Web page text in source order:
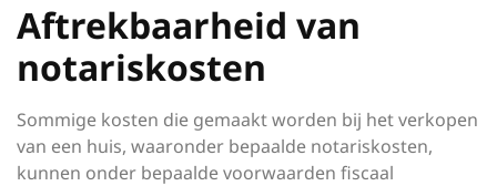
Aftrekbaarheid van
notariskosten
Sommige kosten die gemaakt worden bij het verkopen
van een huis, waaronder bepaalde notariskosten,
kunnen onder bepaalde voorwaarden fiscaal